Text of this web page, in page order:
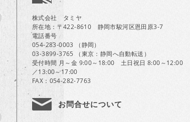
株式会社 タミヤ
所在地：〒422-8610 静岡市駿河区恩田原3-7
電話番号
054-283-0003 （静岡）
03-3899-3765 （東京：静岡へ自動転送）
受付時間 月～金 9:00～18:00 土日祝日 8:00～12:00
／13:00～17:00
FAX：054-282-7763
お問合せについて